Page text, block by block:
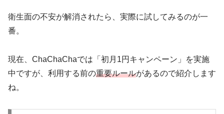
衛生面の不安が解消されたら、実際に試してみるのが一
番。
現在、ChaChaChaでは「初月1円キャンペーン」を実施
中ですが、利用する前の重要ルールがあるので紹介します
ね。